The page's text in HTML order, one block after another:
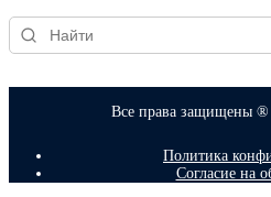
Все права защищены
Политика
Согласие на